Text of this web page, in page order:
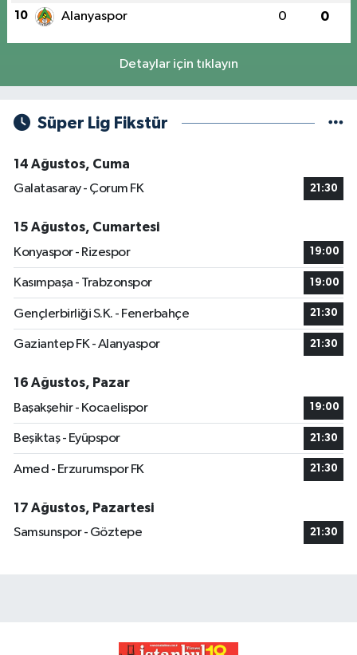
10 Alanyaspor 0 0
Detaylar için tıklayın
Süper Lig Fikstür
14 Ağustos, Cuma
Galatasaray - Çorum FK
21:30
15 Ağustos, Cumartesi
Konyaspor - Rizespor
19:00
Kasımpaşa - Trabzonspor 19:00
Gençlerbirliği S.K. - Fenerbahçe 21:30
Gaziantep FK - Alanyaspor 21:30
16 Ağustos, Pazar
Başakşehir - Kocaelispor
19:00
Beşiktaş - Eyüpspor 21:30
Amed - Erzurumspor FK 21:30
17 Ağustos, Pazartesi
Samsunspor - Göztepe
21:30